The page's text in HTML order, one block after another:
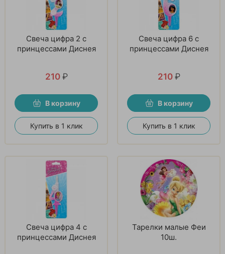
Свеча цифра 2 с
принцессами Диснея
210 ₽
В корзину
Купить в 1 клик
Свеча цифра 6 с
принцессами Диснея
210 ₽
В корзину
Купить в 1 клик
Свеча цифра 4 с
принцессами Диснея
Тарелки малые Феи
10ш.